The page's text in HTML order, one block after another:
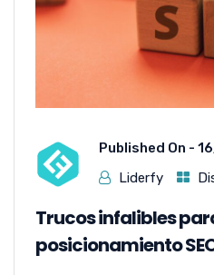
Published On -
Liderfy
Trucos infalibles
posicionamiento